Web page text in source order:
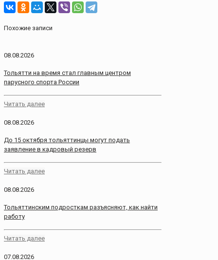
Похожие записи
08.08.2026
Тольятти на время стал главным центром
парусного спорта России
Читать далее
08.08.2026
До 15 октября тольяттинцы могут подать
заявление в кадровый резерв
Читать далее
08.08.2026
Тольяттинским подросткам разъясняют, как найти
работу
Читать далее
07.08.2026